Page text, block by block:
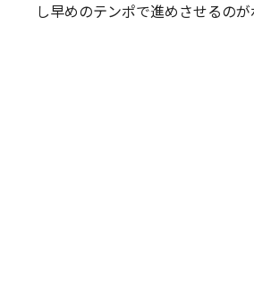
し早めのテンポで進めさせるのが